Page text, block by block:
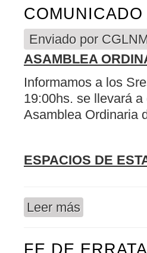
Enviado por
ASAMBLEA
Informamos a los
19:00hs. se llevará
Asamblea Ordinaria
ESPACIOS DE
Leer más
FE DE